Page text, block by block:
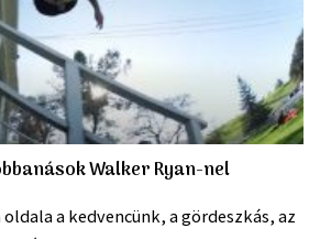
Walker Ryan-nel
a kedvencünk, a gördeszkás, az